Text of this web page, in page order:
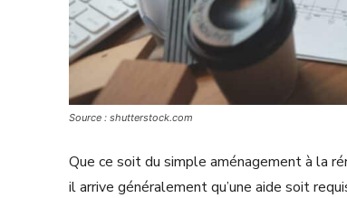
Source : shutterstock.com
Que ce soit du simple aménagement à la
il arrive généralement qu’une aide soit